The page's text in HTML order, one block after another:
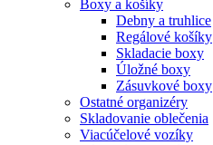
Boxy a košíky
Debny a truhlice
Regálové košíky
Skladacie boxy
Úložné boxy
Zásuvkové boxy
Ostatné organizéry
Skladovanie oblečenia
Viacúčelové vozíky